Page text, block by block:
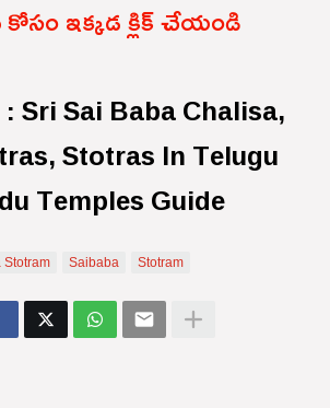
కోసం ఇక్కడ క్లిక్ చేయండి
Sri Sai Baba Chalisa,
Stotras In Telugu
Temples Guide
Stotram Saibaba Stotram